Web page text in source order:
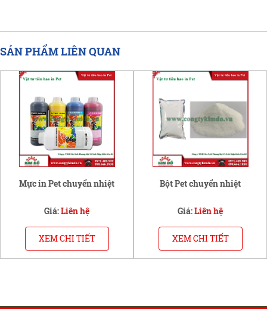
SẢN PHẨM LIÊN QUAN
Mực in Pet chuyển nhiệt
Giá:Liên hệ
XEM CHI TIẾT
Bột Pet chuyển nhiệt
Giá:Liên hệ
XEM CHI TIẾT